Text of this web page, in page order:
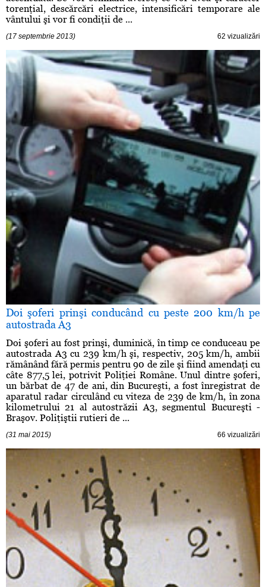
torenţial, descărcări electrice, intensificări temporare ale
vântului şi vor fi condiţii de ...
(17 septembrie 2013) 62 vizualizări
Doi şoferi prinşi conducând cu peste 200 km/h pe
autostrada A3
Doi şoferi au fost prinşi, duminică, în timp ce conduceau pe
autostrada A3 cu 239 km/h şi, respectiv, 205 km/h, ambii
rămânând fără permis pentru 90 de zile şi fiind amendaţi cu
câte 877,5 lei, potrivit Poliţiei Române. Unul dintre şoferi,
un bărbat de 47 de ani, din Bucureşti, a fost înregistrat de
aparatul radar circulând cu viteza de 239 de km/h, în zona
kilometrului 21 al autostrăzii A3, segmentul Bucureşti -
Braşov. Poliţiştii rutieri de ...
(31 mai 2015) 66 vizualizări